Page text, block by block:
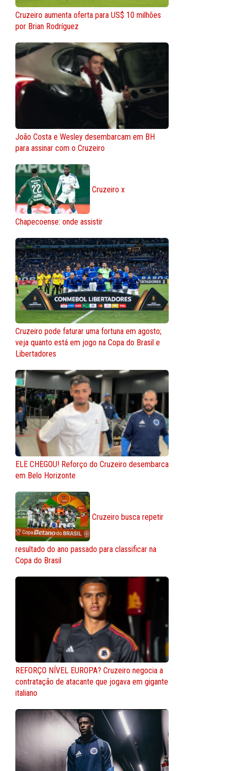
Cruzeiro aumenta oferta para US$ 10 milhões
por Brian Rodríguez
João Costa e Wesley desembarcam em BH
para assinar com o Cruzeiro
Cruzeiro x
Chapecoense: onde assistir
Cruzeiro pode faturar uma fortuna em agosto;
veja quanto está em jogo na Copa do Brasil e
Libertadores
ELE CHEGOU! Reforço do Cruzeiro desembarca
em Belo Horizonte
Cruzeiro busca repetir
resultado do ano passado para classificar na
Copa do Brasil
REFORÇO NÍVEL EUROPA? Cruzeiro negocia a
contratação de atacante que jogava em gigante
italiano